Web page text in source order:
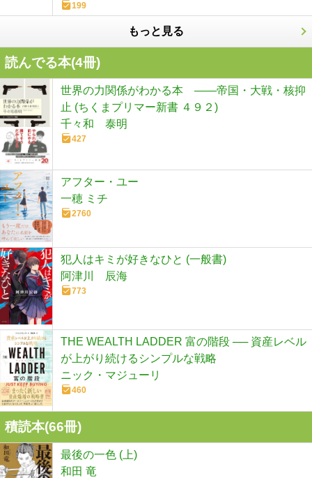
199
もっと見る
読んでる本(4冊)
世界の力関係がわかる本 ――帝国・大戦・核抑
止 (ちくまプリマー新書 ４９２)
千々和 泰明
427
アフター・ユー
一穂 ミチ
2760
犯人はキミが好きなひと (一般書)
阿津川 辰海
773
THE WEALTH LADDER 富の階段 ── 資産レベル
が上がり続けるシンプルな戦略
ニック・マジューリ
460
積読本(66冊)
最後の一色 (上)
和田 竜